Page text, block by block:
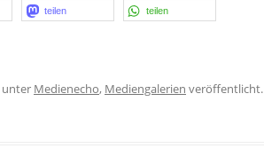
teilen teilen
unter Medienecho, Mediengalerien veröffentlicht.